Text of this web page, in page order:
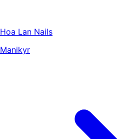
Hoa Lan Nails
Manikyr